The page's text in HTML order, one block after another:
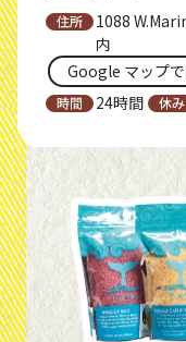
1088
内
Google マップで
24時間